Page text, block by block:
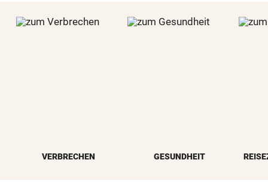
VERBRECHEN GESUNDHEIT